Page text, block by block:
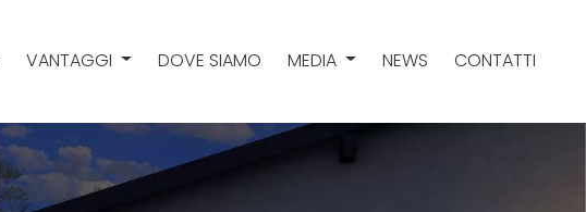
VANTAGGI DOVE SIAMO MEDIA NEWS CONTATTI